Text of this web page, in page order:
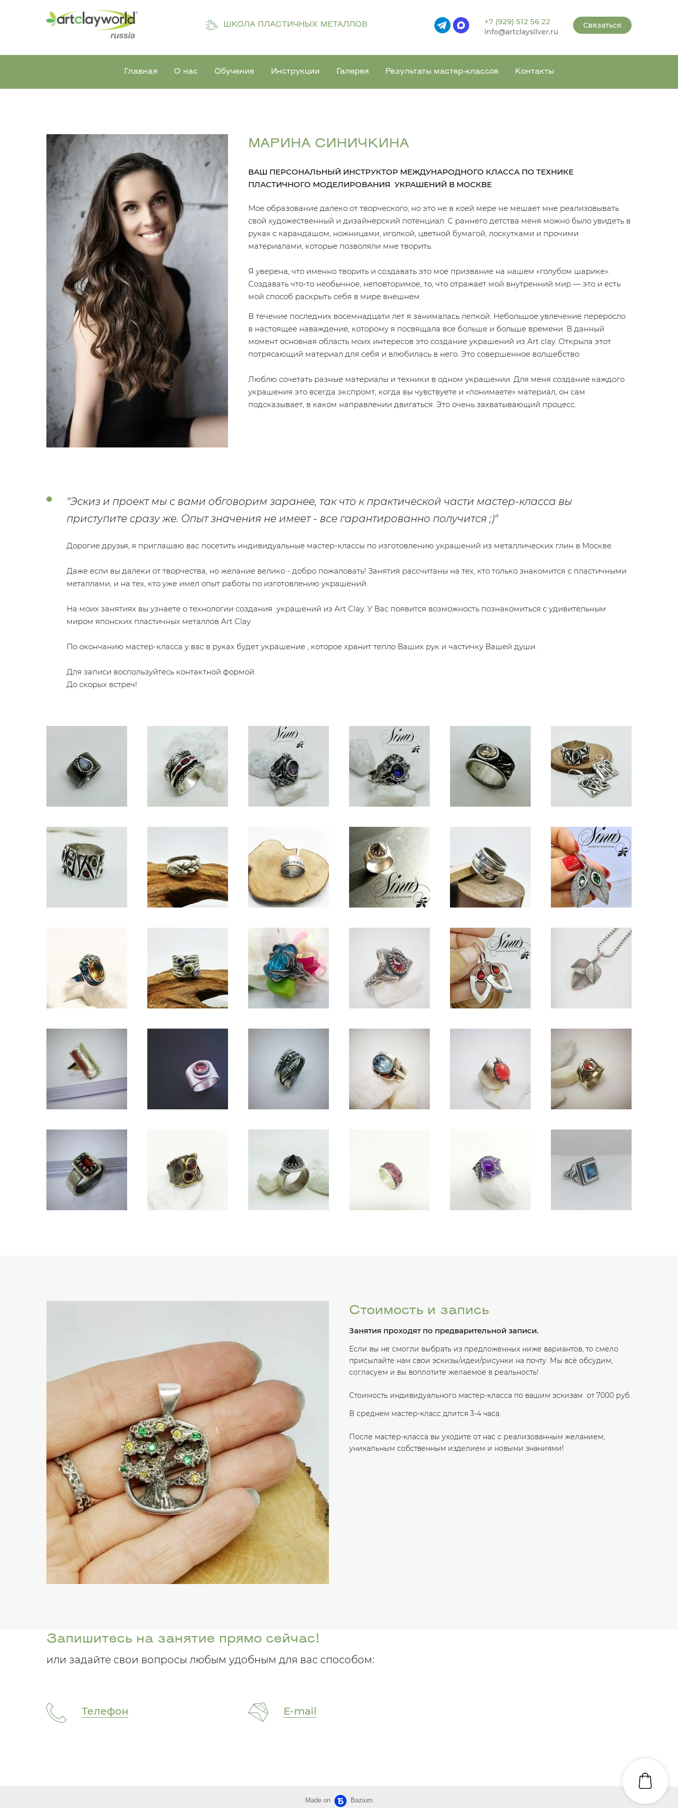
ШКОЛА ПЛАСТИЧНЫХ МЕТАЛЛОВ +7 (929) 512 56 22
info@artclaysilver.ru
Связаться
Главная О нас Обучение Инструкции Галерея Результаты мастер-классов Контакты
МАРИНА СИНИЧКИНА
ВАШ ПЕРСОНАЛЬНЫЙ ИНСТРУКТОР МЕЖДУНАРОДНОГО КЛАССА ПО ТЕХНИКЕ
ПЛАСТИЧНОГО МОДЕЛИРОВАНИЯ УКРАШЕНИЙ В МОСКВЕ
Мое образование далеко от творческого, но это не в коей мере не мешает мне реализовывать
свой художественный и дизайнерский потенциал. С раннего детства меня можно было увидеть в
руках с карандашом, ножницами, иголкой, цветной бумагой, лоскутками и прочими
материалами, которые позволяли мне творить.
Я уверена, что именно творить и создавать это мое призвание на нашем «голубом шарике».
Создавать что-то необычное, неповторимое, то, что отражает мой внутренний мир — это и есть
мой способ раскрыть себя в мире внешнем.
В течение последних восемнадцати лет я занималась лепкой. Небольшое увлечение переросло
в настоящее наваждение, которому я посвящала все больше и больше времени. В данный
момент основная область моих интересов это создание украшений из Аrt clay. Открыла этот
потрясающий материал для себя и влюбилась в него. Это совершенное волшебство.
Люблю сочетать разные материалы и техники в одном украшении. Для меня создание каждого
украшения это всегда экспромт, когда вы чувствуете и «понимаете» материал, он сам
подсказывает, в каком направлении двигаться. Это очень захватывающий процесс.
"Эскиз и проект мы с вами обговорим заранее, так что к практической части мастер-класса вы
приступите сразу же. Опыт значения не имеет - все гарантированно получится ;)"
Дорогие друзья, я приглашаю вас посетить индивидуальные мастер-классы по изготовлению украшений из металлических глин в Москве.
Даже если вы далеки от творчества, но желание велико - добро пожаловать! Занятия рассчитаны на тех, кто только знакомится с пластичными
металлами, и на тех, кто уже имел опыт работы по изготовлению украшений.
На моих занятиях вы узнаете о технологии создания украшений из Art Clay. У Вас появится возможность познакомиться с удивительным
миром японских пластичных металлов Art Clay.
По окончанию мастер-класса у вас в руках будет украшение , которое хранит тепло Ваших рук и частичку Вашей души.
Для записи воспользуйтесь контактной формой.
До скорых встреч!
Стоимость и запись
Занятия проходят по предварительной записи.
Если вы не смогли выбрать из предложенных ниже вариантов, то смело
присылайте нам свои эскизы/идеи/рисунки на почту. Мы всё обсудим,
согласуем и вы воплотите желаемое в реальность!
Стоимость индивидуального мастер-класса по вашим эскизам от 7000 руб.
В среднем мастер-класс длится 3-4 часа.
После мастер-класса вы уходите от нас с реализованным желанием,
уникальным собственным изделием и новыми знаниями!
Запишитесь на занятие прямо сейчас!
или задайте свои вопросы любым удобным для вас способом:
Телефон E-mail
Made on Bazium